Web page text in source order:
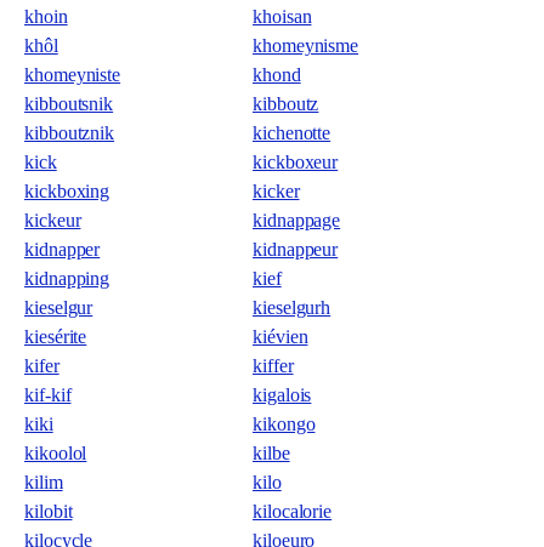
khoin
khoisan
khôl
khomeynisme
khomeyniste
khond
kibboutsnik
kibboutz
kibboutznik
kichenotte
kick
kickboxeur
kickboxing
kicker
kickeur
kidnappage
kidnapper
kidnappeur
kidnapping
kief
kieselgur
kieselgurh
kiesérite
kiévien
kifer
kiffer
kif-kif
kigalois
kiki
kikongo
kikoolol
kilbe
kilim
kilo
kilobit
kilocalorie
kilocycle
kiloeuro